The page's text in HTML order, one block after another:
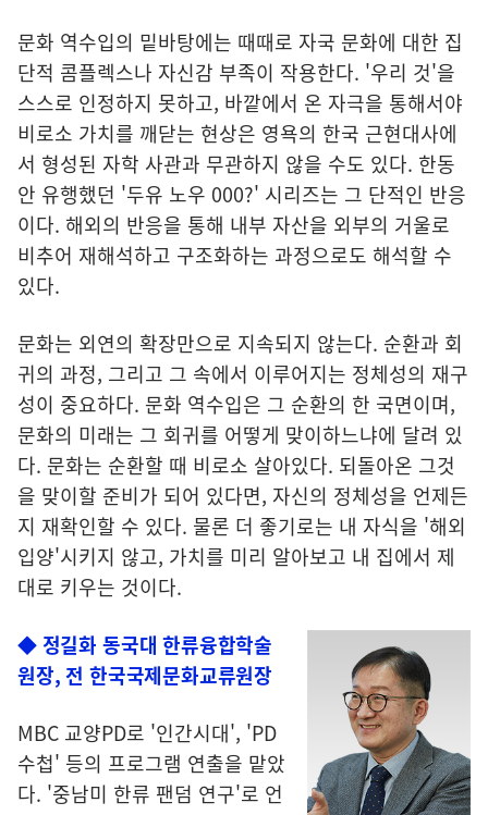
문화 역수입의 밑바탕에는 때때로 자국 문화에 대한 집
단적 콤플렉스나 자신감 부족이 작용한다. '우리 것'을
스스로 인정하지 못하고, 바깥에서 온 자극을 통해서야
비로소 가치를 깨닫는 현상은 영욕의 한국 근현대사에
서 형성된 자학 사관과 무관하지 않을 수도 있다. 한동
안 유행했던 '두유 노우 000?' 시리즈는 그 단적인 반응
이다. 해외의 반응을 통해 내부 자산을 외부의 거울로
비추어 재해석하고 구조화하는 과정으로도 해석할 수
있다.
문화는 외연의 확장만으로 지속되지 않는다. 순환과 회
귀의 과정, 그리고 그 속에서 이루어지는 정체성의 재구
성이 중요하다. 문화 역수입은 그 순환의 한 국면이며,
문화의 미래는 그 회귀를 어떻게 맞이하느냐에 달려 있
다. 문화는 순환할 때 비로소 살아있다. 되돌아온 그것
을 맞이할 준비가 되어 있다면, 자신의 정체성을 언제든
지 재확인할 수 있다. 물론 더 좋기로는 내 자식을 '해외
입양'시키지 않고, 가치를 미리 알아보고 내 집에서 제
대로 키우는 것이다.
◆ 정길화 동국대 한류융합학술
원장, 전 한국국제문화교류원장
MBC 교양PD로 '인간시대', 'PD
수첩' 등의 프로그램 연출을 맡았
다. '중남미 한류 팬덤 연구'로 언